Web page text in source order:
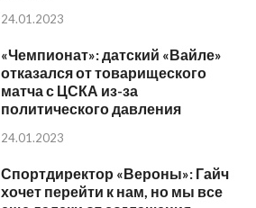
24.01.2023
«Чемпионат»: датский «Вайле»
отказался от товарищеского
матча с ЦСКА из-за
политического давления
24.01.2023
Спортдиректор «Вероны»: Гайч
хочет перейти к нам, но мы все